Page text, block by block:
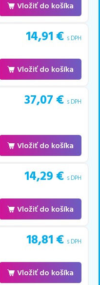
Vložiť do košíka
14,91 € s DPH
Vložiť do košíka
37,07 € s DPH
Vložiť do košíka
14,29 € s DPH
Vložiť do košíka
18,81 € s DPH
Vložiť do košíka